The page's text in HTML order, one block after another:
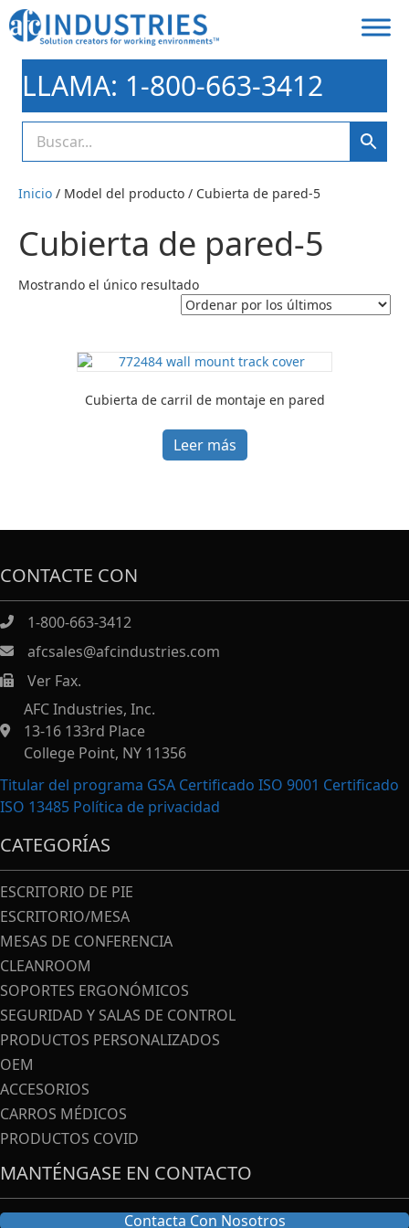
LLAMA: 1-800-663-3412
Inicio / Model del producto / Cubierta de pared-5
Cubierta de pared-5
Mostrando el único resultado
Cubierta de carril de montaje en pared
Leer más
CONTACTE CON
1-800-663-3412
afcsales@afcindustries.com
https://afcindustries.com/contact/#:~:text=Fax
Ver Fax.
AFC Industries, Inc.
13-16 133rd Place
College Point, NY 11356
Titular del programa GSA Certificado ISO 9001 Certificado
ISO 13485 Política de privacidad
CATEGORÍAS
ESCRITORIO DE PIE
ESCRITORIO/MESA
MESAS DE CONFERENCIA
CLEANROOM
SOPORTES ERGONÓMICOS
SEGURIDAD Y SALAS DE CONTROL
PRODUCTOS PERSONALIZADOS
OEM
ACCESORIOS
CARROS MÉDICOS
PRODUCTOS COVID
MANTÉNGASE EN CONTACTO
Contacta Con Nosotros